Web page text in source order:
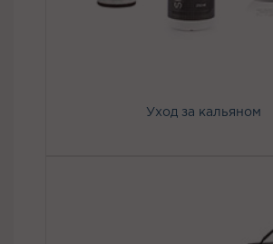
Уход за кальяном